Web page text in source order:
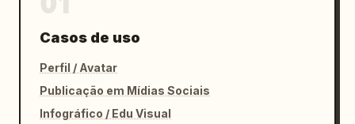
Casos de uso
Perfil / Avatar
Publicação em Mídias Sociais
Infográfico / Edu Visual